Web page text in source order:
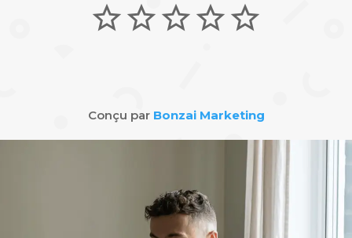
star_outline
star_outline
star_outline
star_outline
star_outline
Conçu par Bonzai Marketing